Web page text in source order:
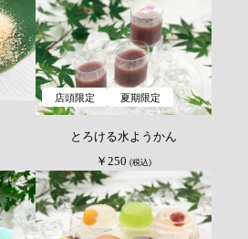
店頭限定 夏期限定
とろける水ようかん
￥250 (税込)